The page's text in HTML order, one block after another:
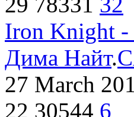
Iron Knight -
Дима Найт.
27 March
22 30544 6